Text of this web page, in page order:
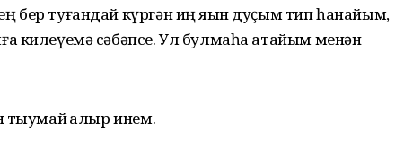
бер туғандай күргән иң яҡын дуҫым тип һанайым,
килеүемә сәбәпсе. Ул булмаһа атайым менән
тыумай ҡалыр инем.